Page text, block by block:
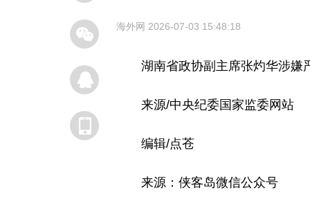
海外网 2026-07-03 15:48:18
湖南省政协副主席张灼华涉嫌
来源/中央纪委国家监委网站
编辑/点苍
来源：侠客岛微信公众号